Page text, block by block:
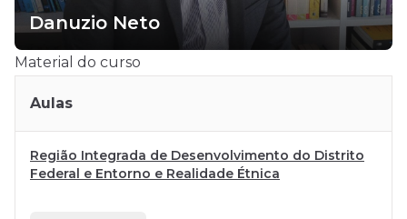
Danuzio Neto
Material do curso
Aulas
Região Integrada de Desenvolvimento do Distrito
Federal e Entorno e Realidade Étnica